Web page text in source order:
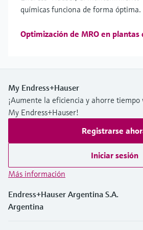
químicas funciona de forma óptima.
Optimización de MRO en plantas
My Endress+Hauser
¡Aumente la eficiencia y ahorre tiempo
My Endress+Hauser!
Registrarse
Iniciar sesión
Más información
Endress+Hauser Argentina S.A.
Argentina